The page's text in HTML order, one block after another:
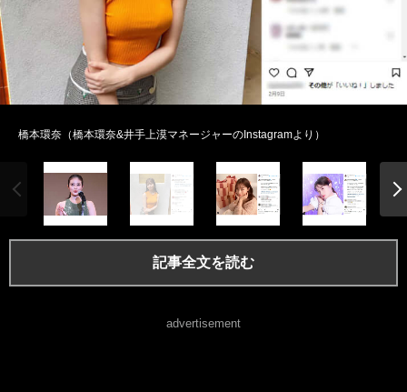
橋本環奈（橋本環奈&井手上漠マネージャーのInstagramより）
記事全文を読む
advertisement